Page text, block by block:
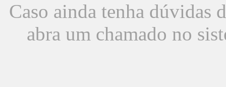
Caso ainda tenha dúvidas
abra um chamado no